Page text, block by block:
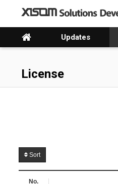
Updates
License
Sort
No.